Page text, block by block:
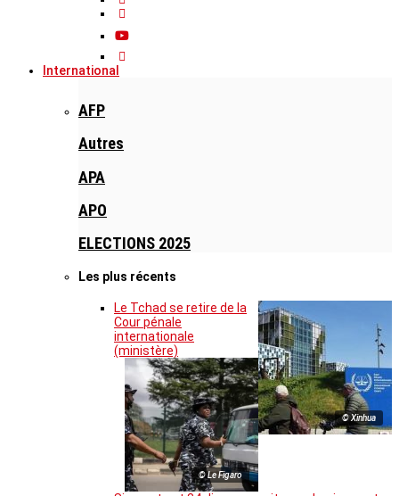
International
AFP
Autres
APA
APO
ELECTIONS 2025
Les plus récents
© Xinhua
Le Tchad se retire de la
Cour pénale
internationale
(ministère)
© Le Figaro